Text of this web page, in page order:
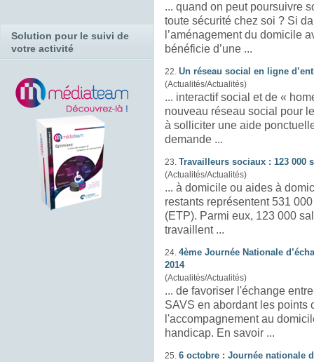
... quand on peut poursuivre
toute sécurité chez soi ? Si dans les pays anglo-saxons,
l’aménagement du domicile
bénéficie d’une ...
22. Un réseau social en ligne
(Actualités/Actualités)
... interactif social et de «
nouveau réseau social pour
à solliciter une aide
demande ...
23. Travailleurs sociaux : 123 000
(Actualités/Actualités)
... à domicile ou aides à
restants représentent 531
(ETP). Parmi eux, 123 000
travaillent ...
24. 4ème Journée Nationale
2014
(Actualités/Actualités)
... de favoriser l'échange
SAVS en abordant les points
l'accompagnement au
handicap. En savoir ...
25. 6 octobre : Journée nationale
Solution pour le suivi de
votre activité